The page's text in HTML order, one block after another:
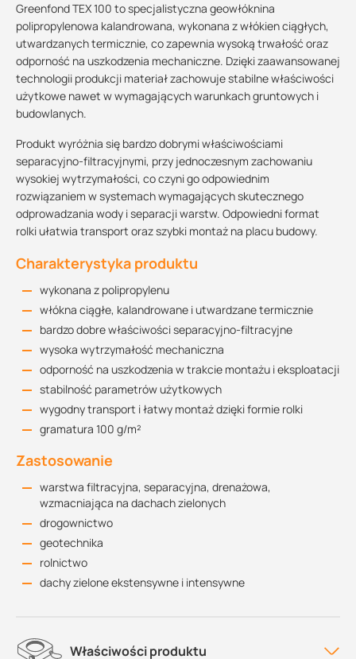
Greenfond TEX 100 to specjalistyczna geowłóknina
polipropylenowa kalandrowana, wykonana z włókien ciągłych,
utwardzanych termicznie, co zapewnia wysoką trwałość oraz
odporność na uszkodzenia mechaniczne. Dzięki zaawansowanej
technologii produkcji materiał zachowuje stabilne właściwości
użytkowe nawet w wymagających warunkach gruntowych i
budowlanych.
Produkt wyróżnia się bardzo dobrymi właściwościami
separacyjno-filtracyjnymi, przy jednoczesnym zachowaniu
wysokiej wytrzymałości, co czyni go odpowiednim
rozwiązaniem w systemach wymagających skutecznego
odprowadzania wody i separacji warstw. Odpowiedni format
rolki ułatwia transport oraz szybki montaż na placu budowy.
Charakterystyka produktu
wykonana z polipropylenu
włókna ciągłe, kalandrowane i utwardzane termicznie
bardzo dobre właściwości separacyjno-filtracyjne
wysoka wytrzymałość mechaniczna
odporność na uszkodzenia w trakcie montażu i eksploatacji
stabilność parametrów użytkowych
wygodny transport i łatwy montaż dzięki formie rolki
gramatura 100 g/m²
Zastosowanie
warstwa filtracyjna, separacyjna, drenażowa,
wzmacniająca na dachach zielonych
drogownictwo
geotechnika
rolnictwo
dachy zielone ekstensywne i intensywne
Właściwości produktu